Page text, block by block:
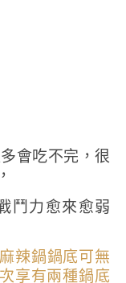
會吃不完，很
鬥力愈來愈弱